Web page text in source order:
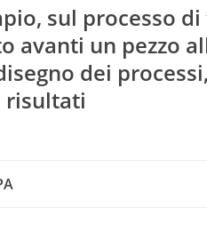
sul processo
avanti un pezzo
dei
risultati